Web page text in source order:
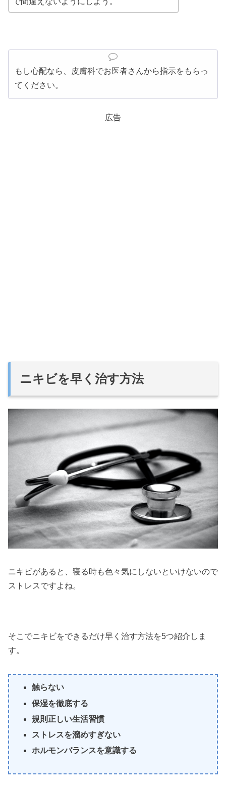
もし心配なら、皮膚科でお医者さんから指示をもらっ
てください。
広告
ニキビを早く治す方法
ニキビがあると、寝る時も色々気にしないといけないので
ストレスですよね。
そこでニキビをできるだけ早く治す方法を5つ紹介しま
す。
触らない
保湿を徹底する
規則正しい生活習慣
ストレスを溜めすぎない
ホルモンバランスを意識する